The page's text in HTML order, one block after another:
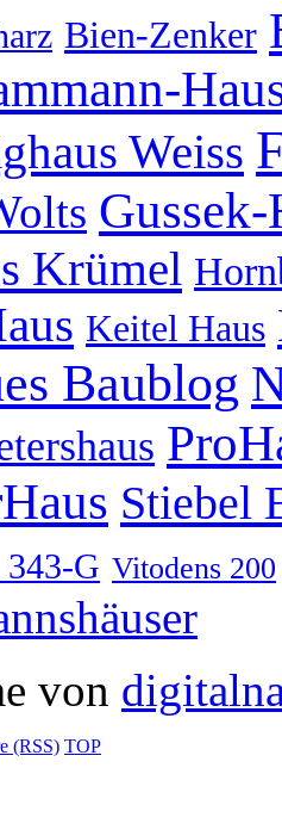
Bien-Zenker
Weiss
Gussek-
Krümel
Keitel Haus
Baublog
Stiebel
G Vitodens 200
von
(RSS) TOP